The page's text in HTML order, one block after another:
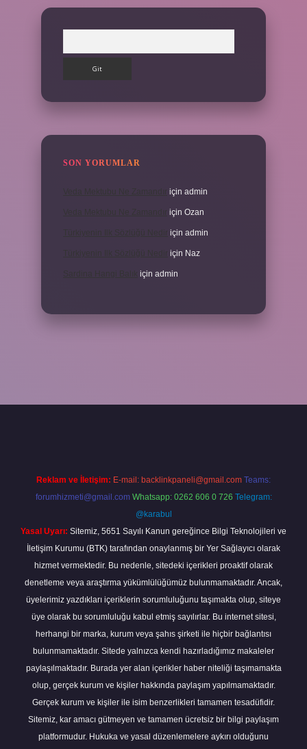
SON YORUMLAR
için admin
için Ozan
için admin
için Naz
için admin
Reklam ve İletişim: E-mail: backlinkpaneli@gmail.com Teams:
forumhizmeti@gmail.com Whatsapp: 0262 606 0 726 Telegram:
@karabul
Yasal Uyarı: Sitemiz, 5651 Sayılı Kanun gereğince Bilgi Teknolojileri ve
İletişim Kurumu (BTK) tarafından onaylanmış bir Yer Sağlayıcı olarak
hizmet vermektedir. Bu nedenle, sitedeki içerikleri proaktif olarak
denetleme veya araştırma yükümlülüğümüz bulunmamaktadır. Ancak,
üyelerimiz yazdıkları içeriklerin sorumluluğunu taşımakta olup, siteye
üye olarak bu sorumluluğu kabul etmiş sayılırlar. Bu internet sitesi,
herhangi bir marka, kurum veya şahıs şirketi ile hiçbir bağlantısı
bulunmamaktadır. Sitede yalnızca kendi hazırladığımız makaleler
paylaşılmaktadır. Burada yer alan içerikler haber niteliği taşımamakta
olup, gerçek kurum ve kişiler hakkında paylaşım yapılmamaktadır.
Gerçek kurum ve kişiler ile isim benzerlikleri tamamen tesadüfidir.
Sitemiz, kar amacı gütmeyen ve tamamen ücretsiz bir bilgi paylaşım
platformudur. Hukuka ve yasal düzenlemelere aykırı olduğunu